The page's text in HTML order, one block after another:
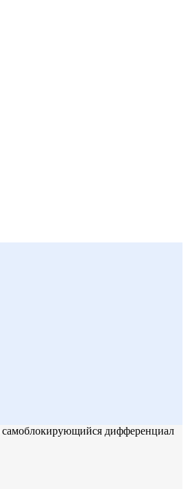
самоблокирующийся дифференциал